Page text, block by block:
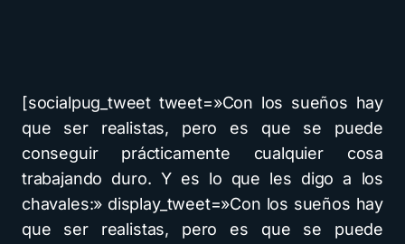
[socialpug_tweet tweet=»Con los sueños hay
que ser realistas, pero es que se puede
conseguir prácticamente cualquier cosa
trabajando duro. Y es lo que les digo a los
chavales:» display_tweet=»Con los sueños hay
que ser realistas, pero es que se puede